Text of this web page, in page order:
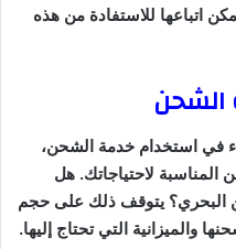
اتباعها للاستفادة من هذه
في استخدام خدمة الشحن،
لاحتياجاتك. هل
البحري؟ يتوقف ذلك على حجم
والميزانية التي تحتاج إليها.